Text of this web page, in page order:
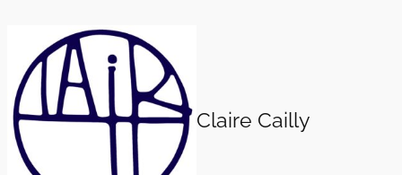
contenu
Claire Cailly